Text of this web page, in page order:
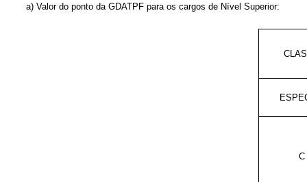
a) Valor do ponto da GDATPF para os cargos de Nível Superior:
C